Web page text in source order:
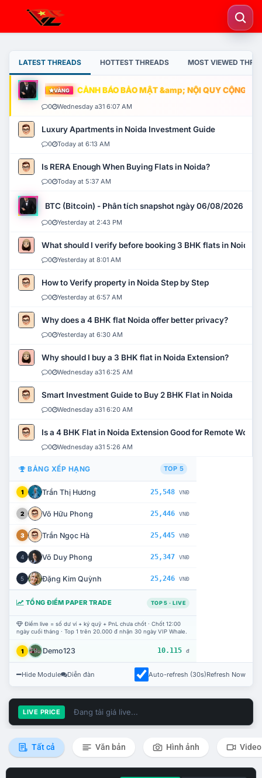
LATEST THREADS HOTTEST THREADS MOST VIEWED
VÀNG CẢNH BÁO BẢO MẬT &amp; NỘI QUY CỘNG
0 Wednesday a31 6:07 AM
Luxury Apartments in Noida Investment Guide
0 Today at 6:13 AM
Is RERA Enough When Buying Flats in Noida?
0 Today at 5:37 AM
BTC (Bitcoin) - Phân tích snapshot ngày 06/08/2026
0 Yesterday at 2:43 PM
What should I verify before booking 3 BHK flats in Noida?
0 Yesterday at 8:01 AM
How to Verify property in Noida Step by Step
0 Yesterday at 6:57 AM
Why does a 4 BHK flat Noida offer better privacy?
0 Yesterday at 6:30 AM
Why should I buy a 3 BHK flat in Noida Extension?
0 Wednesday a31 6:25 AM
Smart Investment Guide to Buy 2 BHK Flat in Noida
0 Wednesday a31 6:20 AM
Is a 4 BHK Flat in Noida Extension Good for Remote Work?
0 Wednesday a31 5:26 AM
BẢNG XẾP HẠNG TOP 5
1 Trần Thị Hương 25,548 VNĐ
2 Võ Hữu Phong 25,446 VNĐ
3 Trần Ngọc Hà 25,445 VNĐ
4 Võ Duy Phong 25,347 VNĐ
5 Đặng Kim Quỳnh 25,246 VNĐ
TỔNG ĐIỂM PAPER TRADE TOP 5 · LIVE
Điểm live = số dư ví + ký quỹ + PnL chưa chốt · Chốt 12:00
ngày cuối tháng · Top 1 trên 20.000 đ nhận 30 ngày VIP Whale.
1 Demo123 10.115 đ
Hide Module Diễn đàn Auto-refresh (30s)Refresh Now
LIVE PRICE Đang tải giá live...
Tất cả Văn bản Hình ảnh Video